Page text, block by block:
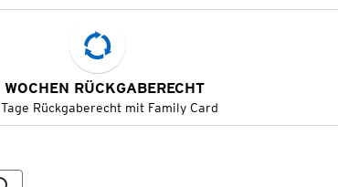
RÜCKGABERECHT
Rückgaberecht mit Family Card